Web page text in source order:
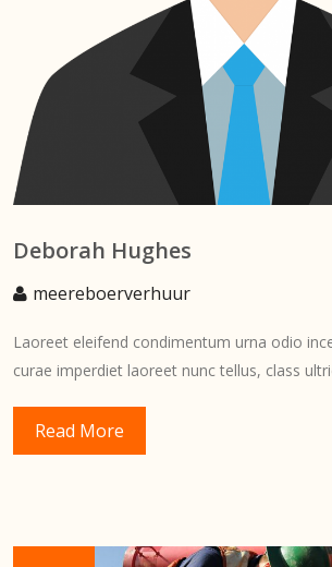
Deborah Hughes
meereboerverhuur
Laoreet eleifend condimentum urna odio
curae imperdiet laoreet nunc tellus, class
Read More